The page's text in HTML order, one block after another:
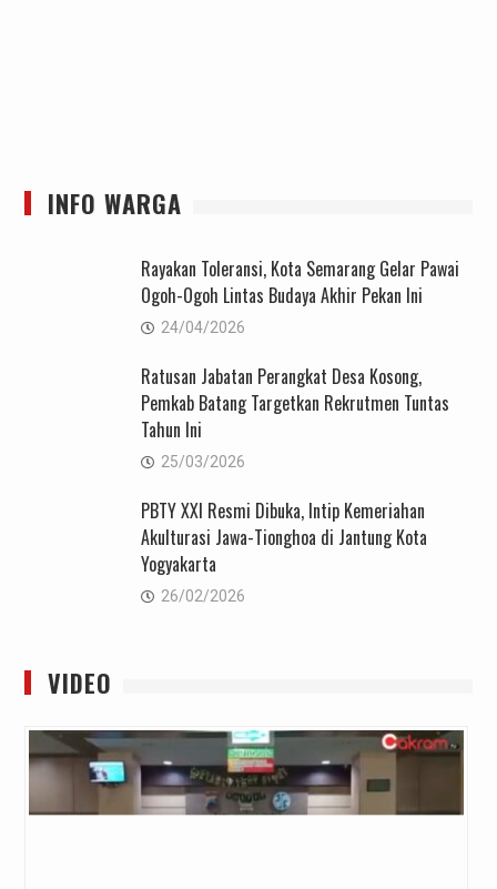
INFO WARGA
Rayakan Toleransi, Kota Semarang Gelar Pawai
Ogoh-Ogoh Lintas Budaya Akhir Pekan Ini
24/04/2026
Ratusan Jabatan Perangkat Desa Kosong,
Pemkab Batang Targetkan Rekrutmen Tuntas
Tahun Ini
25/03/2026
PBTY XXI Resmi Dibuka, Intip Kemeriahan
Akulturasi Jawa-Tionghoa di Jantung Kota
Yogyakarta
26/02/2026
VIDEO